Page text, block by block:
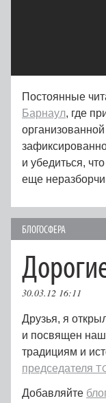
Постоянные
Барнаул, где
и убедиться,
еще
БЛОГОСФЕРА
30.03.12 16:11
Друзья, я
и посвящен
традициям и
председателя
Добавляйте